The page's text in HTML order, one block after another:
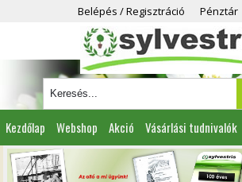
Belépés / Regisztráció Pénztár
Kezdőlap Webshop Akció Vásárlási tudnivalók
Viszonteladóknak Partnereink Kapcsolat